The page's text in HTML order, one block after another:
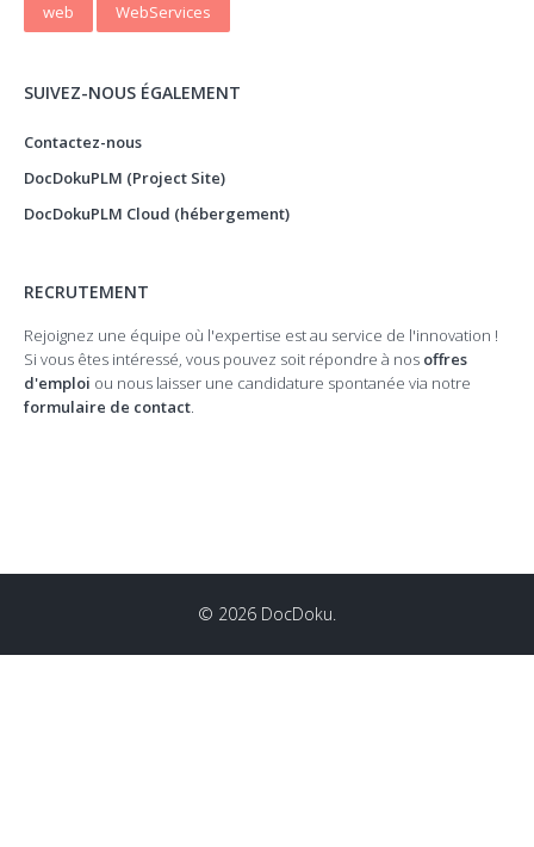
web
WebServices
SUIVEZ-NOUS ÉGALEMENT
Contactez-nous
DocDokuPLM (Project Site)
DocDokuPLM Cloud (hébergement)
RECRUTEMENT
Rejoignez une équipe où l'expertise est au service de l'innovation !
Si vous êtes intéressé, vous pouvez soit répondre à nos offres
d'emploi ou nous laisser une candidature spontanée via notre
formulaire de contact.
© 2026 DocDoku.